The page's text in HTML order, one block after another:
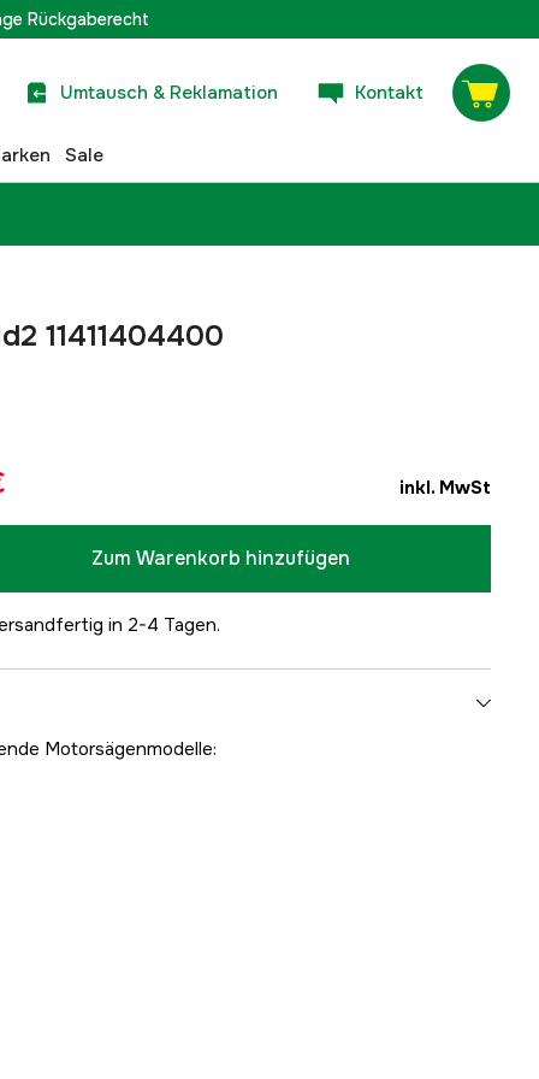
Rückgaberecht
Umtausch & Reklamation Kontakt
Sale
11411404400
inkl. MwSt
Zum Warenkorb hinzufügen
in 2-4 Tagen.
Motorsägenmodelle: